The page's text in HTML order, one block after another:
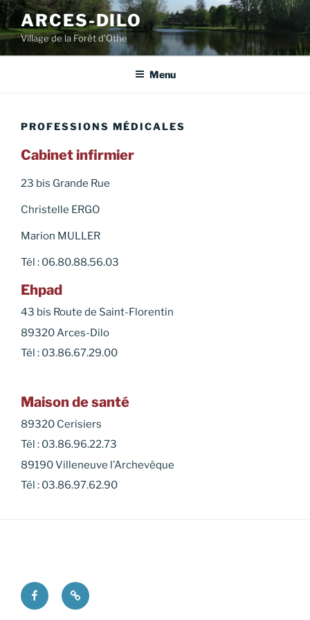
Aller
au
contenu
principal
ARCES-DILO
Village de la Forêt d'Othe
Menu
PROFESSIONS MÉDICALES
Cabinet infirmier
23 bis Grande Rue
Christelle ERGO
Marion MULLER
Tél : 06.80.88.56.03
Ehpad
43 bis Route de Saint-Florentin
89320 Arces-Dilo
Tél : 03.86.67.29.00
Maison de santé
89320 Cerisiers
Tél : 03.86.96.22.73
89190 Villeneuve l’Archevêque
Tél : 03.86.97.62.90
FacebookMentions
légales